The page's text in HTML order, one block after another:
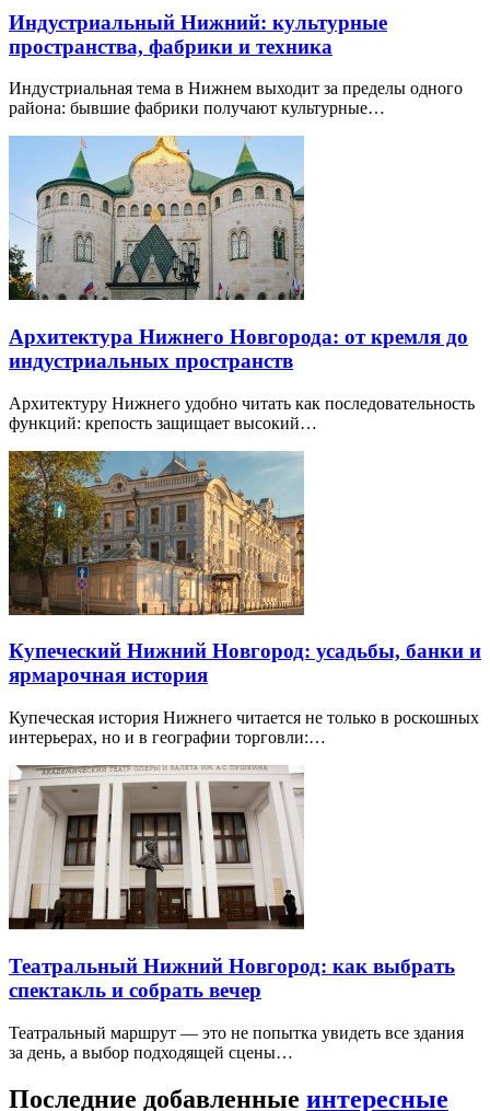
Индустриальный Нижний: культурные
пространства, фабрики и техника
Индустриальная тема в Нижнем выходит за пределы одного
района: бывшие фабрики получают культурные…
Архитектура Нижнего Новгорода: от кремля до
индустриальных пространств
Архитектуру Нижнего удобно читать как последовательность
функций: крепость защищает высокий…
Купеческий Нижний Новгород: усадьбы, банки и
ярмарочная история
Купеческая история Нижнего читается не только в роскошных
интерьерах, но и в географии торговли:…
Театральный Нижний Новгород: как выбрать
спектакль и собрать вечер
Театральный маршрут — это не попытка увидеть все здания
за день, а выбор подходящей сцены…
Последние добавленные интересные